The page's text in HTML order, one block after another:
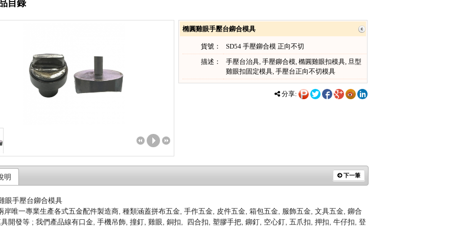
目錄
橢圓雞眼手壓台鉚合模具
貨號：
SD54 手壓鉚合模 正向不切
描述：
手壓台治具, 手壓鉚合模, 橢圓雞眼扣模具, 旦型
雞眼扣固定模具, 手壓台正向不切模具
分享:
下一筆
明
岸唯一專業生產各式五金配件製造商, 種類涵蓋拼布五金, 手作五金, 皮件五金, 箱包五金, 服飾五金, 文具五金, 鉚合
開發等 ; 我們產品線有口金, 手機吊飾, 撞釘, 雞眼, 銅扣, 四合扣, 塑膠手把, 鉚釘, 空心釘, 五爪扣, 押扣, 牛仔扣, 登